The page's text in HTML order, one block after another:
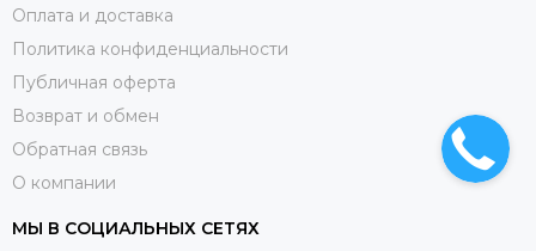
Оплата и доставка
Политика конфиденциальности
Публичная оферта
Возврат и обмен
Обратная связь
О компании
МЫ В СОЦИАЛЬНЫХ СЕТЯХ